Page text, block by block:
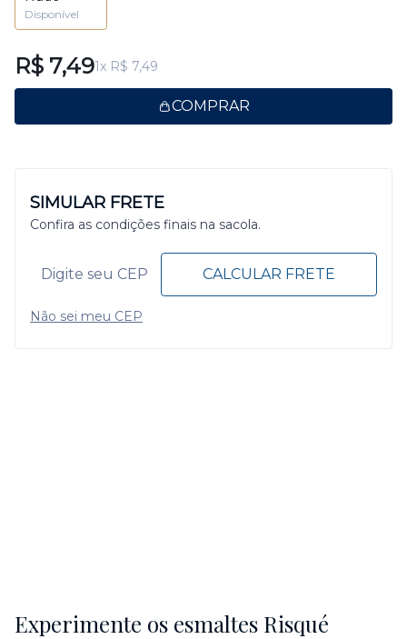
Disponível
R$ 7,491x R$ 7,49
COMPRAR
SIMULAR FRETE
Confira as condições finais na sacola.
CALCULAR FRETE
Não sei meu CEP
Experimente os esmaltes Risqué